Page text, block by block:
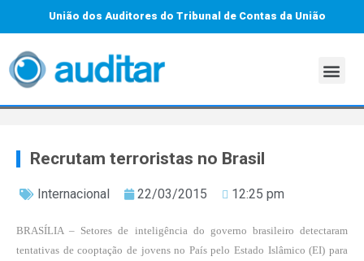
União dos Auditores do Tribunal de Contas da União
Recrutam terroristas no Brasil
Internacional 22/03/2015 12:25 pm
BRASÍLIA – Setores de inteligência do governo brasileiro detectaram
tentativas de cooptação de jovens no País pelo Estado Islâmico (EI) para